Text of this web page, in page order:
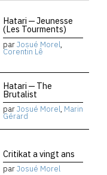
Hatari — Jeunesse
(Les Tourments)
parJosué Morel,
Corentin Lê
Hatari — The
Brutalist
parJosué Morel, Marin
Gérard
Critikat a vingt ans
parJosué Morel